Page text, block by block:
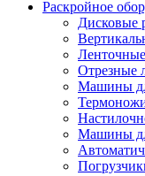
Раскройное
Дисковые
Отрезные
Машины
Машины